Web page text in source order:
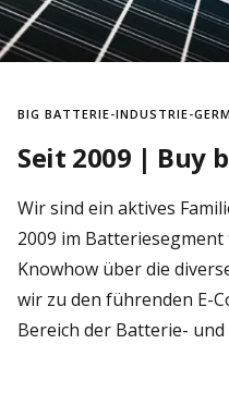
BIG BATTERIE-INDUSTRIE-
Seit 2009 | Buy
Wir sind ein aktives
2009 im
Knowhow über die
wir zu den führenden E-
Bereich der Batterie- und